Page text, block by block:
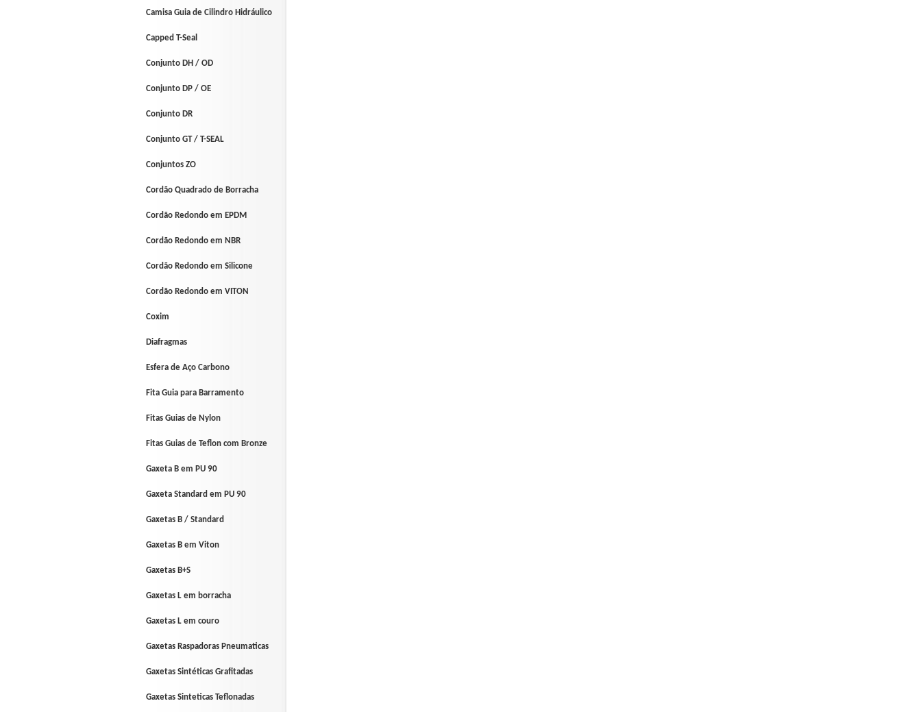
Camisa Guia de Cilindro Hidráulico
Capped T-Seal
Conjunto DH / OD
Conjunto DP / OE
Conjunto DR
Conjunto GT / T-SEAL
Conjuntos ZO
Cordão Quadrado de Borracha
Cordão Redondo em EPDM
Cordão Redondo em NBR
Cordão Redondo em Silicone
Cordão Redondo em VITON
Coxim
Diafragmas
Esfera de Aço Carbono
Fita Guia para Barramento
Fitas Guias de Nylon
Fitas Guias de Teflon com Bronze
Gaxeta B em PU 90
Gaxeta Standard em PU 90
Gaxetas B / Standard
Gaxetas B em Viton
Gaxetas B+S
Gaxetas L em borracha
Gaxetas L em couro
Gaxetas Raspadoras Pneumaticas
Gaxetas Sintéticas Grafitadas
Gaxetas Sinteticas Teflonadas